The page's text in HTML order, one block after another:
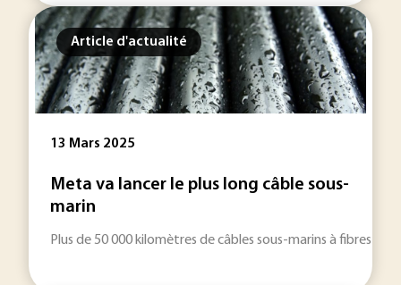
Article d'actualité
13 Mars 2025
Meta va lancer le plus long câble sous-
marin
Plus de 50 000 kilomètres de câbles sous-marins à fibres